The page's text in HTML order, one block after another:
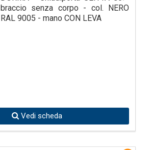
braccio senza corpo - col. NERO
RAL 9005 - mano CON LEVA
Vedi scheda